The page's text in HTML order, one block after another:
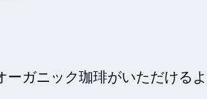
ーガニック珈琲がいただけるよ